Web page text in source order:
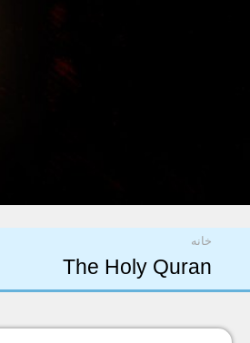
شما اینجا هستید
خانه
The Holy Quran